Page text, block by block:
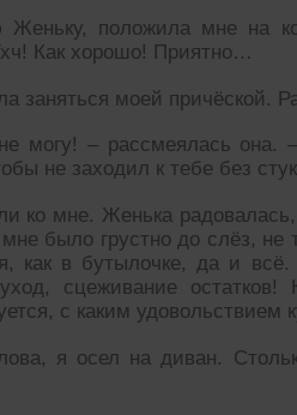
положила мне на
Как хорошо! Приятно…
заняться моей причёской.
могу! – рассмеялась она.
не заходил к тебе без
ко мне. Женька
было грустно до слёз, не
как в бутылочке, да и
сцеживание
с каким
я осел на диван.